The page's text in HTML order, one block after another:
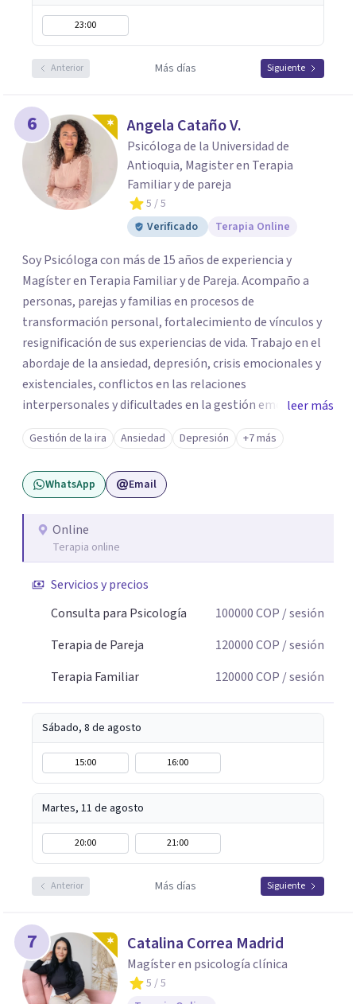
23:00
Anterior Más días Siguiente
6 Angela Cataño V.
Psicóloga de la Universidad de
Antioquia, Magister en Terapia
Familiar y de pareja
5 / 5
Verificado
Terapia Online
Soy Psicóloga con más de 15 años de experiencia y
Magíster en Terapia Familiar y de Pareja. Acompaño a
personas, parejas y familias en procesos de
transformación personal, fortalecimiento de vínculos y
resignificación de sus experiencias de vida. Trabajo en el
abordaje de la ansiedad, depresión, crisis emocionales y
existenciales, conflictos en las relaciones
interpersonales y dificultades en la gestión emocional,
ofreciendo un espacio de escucha, comprensión y
acompañamiento terapéutico. Cada proceso terapéutico
es único. Por eso, en cada sesión se construye un espacio
seguro donde la palabra, las emociones y las experiencias
humana. A través del análisis y la reflexión conjunta,
buscamos identificar aquello que genera malestar o
historia personal, familiar o de pareja y promover
cambios que favorezcan el bienestar emocional y
comprenderse, transformarse y construir relaciones más
conscientes y saludables. Te espero para acompañarte en
leer más
Gestión de la ira Ansiedad Depresión +7 más
WhatsApp Email
Online
Terapia online
Servicios y precios
Consulta para Psicología
100000COP / sesión
Terapia de Pareja
120000COP / sesión
Terapia Familiar
120000COP / sesión
Sábado, 8 de agosto
15:00 16:00
Martes, 11 de agosto
20:00 21:00
Anterior Más días Siguiente
7 Catalina Correa Madrid
Magíster en psicología clínica
5 / 5